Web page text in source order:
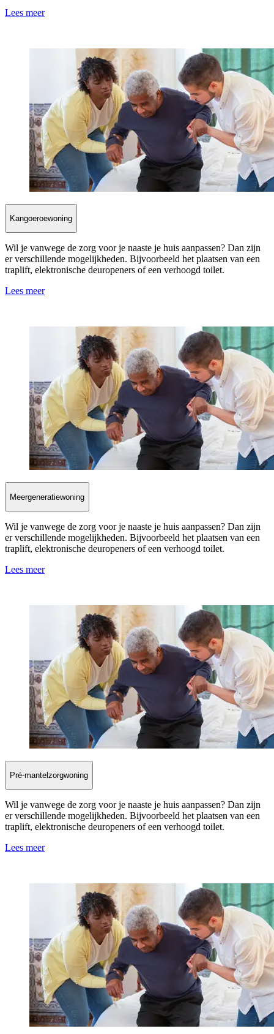
Lees meer
Kangoeroewoning
Wil je vanwege de zorg voor je naaste je huis aanpassen? Dan zijn
er verschillende mogelijkheden. Bijvoorbeeld het plaatsen van een
traplift, elektronische deuropeners of een verhoogd toilet.
Lees meer
Meergeneratiewoning
Wil je vanwege de zorg voor je naaste je huis aanpassen? Dan zijn
er verschillende mogelijkheden. Bijvoorbeeld het plaatsen van een
traplift, elektronische deuropeners of een verhoogd toilet.
Lees meer
Pré-mantelzorgwoning
Wil je vanwege de zorg voor je naaste je huis aanpassen? Dan zijn
er verschillende mogelijkheden. Bijvoorbeeld het plaatsen van een
traplift, elektronische deuropeners of een verhoogd toilet.
Lees meer